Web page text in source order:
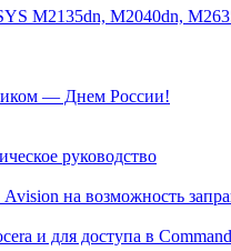
M2135dn, M2040dn,
— Днем России!
руководство
на возможность
и для доступа в